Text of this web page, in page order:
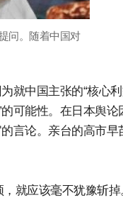
问。随着中国对
为就中国主张的“核心
可能性。在日本舆论
言论。亲台的高市早
就应该毫不犹豫斩